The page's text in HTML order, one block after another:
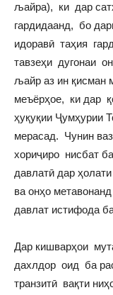
љайра), ки дар
гардидаанд, бо
идоравӣ таҳия
тавзеҳи дугонаи
љайр аз ин қисман
меъёрҳое, ки дар
ҳуқуқии Ҷумҳурии
мерасад. Чунин
хориҷиро нисбат
давлатӣ дар
ва онҳо
давлат истифода
Дар кишварҳои
дахлдор оид ба
транзитӣ вақти